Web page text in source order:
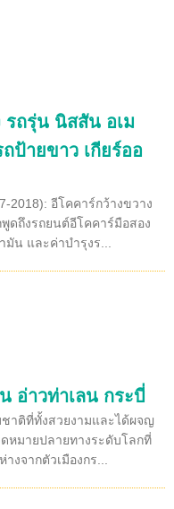
รถรุ่น นิสสัน อเม
ป้ายขาว เกียร์ออ
2018): อีโคคาร์กว้างขวาง
ดถึงรถยนต์อีโคคาร์มือสอง
มัน และค่าบำรุงร...
อ่าวท่าเลน กระบี่
าติที่ทั้งสวยงามและได้ผจญ
หมายปลายทางระดับโลกที่
งจากตัวเมืองกร...